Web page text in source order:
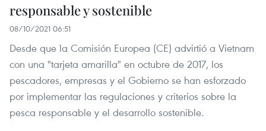
responsable y sostenible
08/10/2021 06:51
Desde que la Comisión Europea (CE) advirtió a Vietnam
con una "tarjeta amarilla" en octubre de 2017, los
pescadores, empresas y el Gobierno se han esforzado
por implementar las regulaciones y criterios sobre la
pesca responsable y el desarrollo sostenible.